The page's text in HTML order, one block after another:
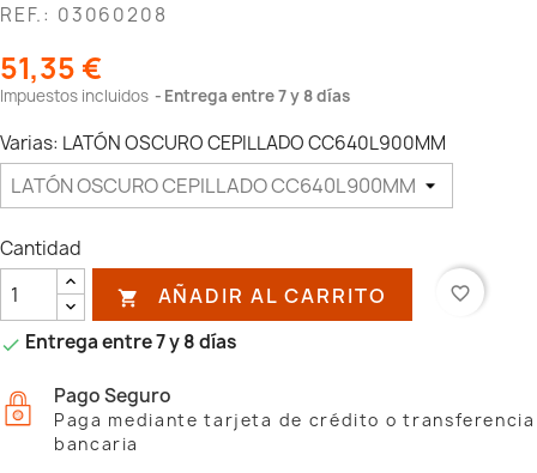
REF.: 03060208
51,35 €
Impuestos incluidos Entrega entre 7 y 8 días
Varias: LATÓN OSCURO CEPILLADO CC640L900MM
Cantidad
 AÑADIR AL CARRITO favorite_border
 Entrega entre 7 y 8 días
Pago Seguro
Paga mediante tarjeta de crédito o transferencia
bancaria